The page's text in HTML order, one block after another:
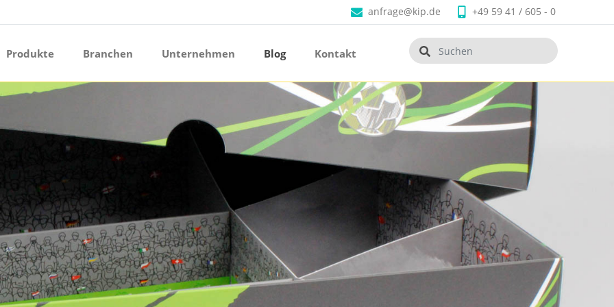
öffnen
öffnen
anfrage@kip.de +49 59 41 / 605 - 0
Produkte Branchen Unternehmen Blog Kontakt